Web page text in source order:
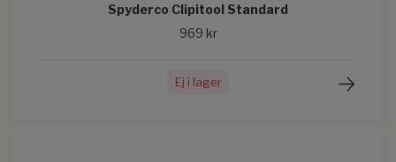
Spyderco Clipitool Standard
969 kr
Ej i lager